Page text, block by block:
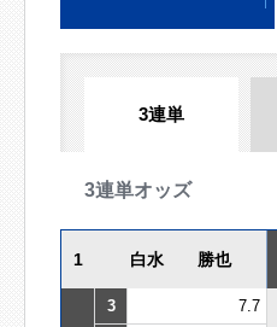
3連単
3連単オッズ
1 白水 勝也
3 7.7